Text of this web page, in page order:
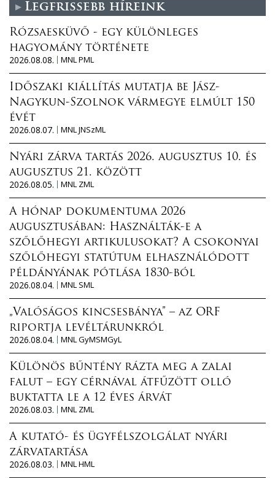
Legfrissebb híreink
Rózsaesküvő - egy különleges
hagyomány története
2026.08.08.
MNL PML
Időszaki kiállítás mutatja be Jász-
Nagykun-Szolnok vármegye elmúlt 150
évét
2026.08.07.
MNL JNSzML
Nyári zárva tartás 2026. augusztus 10. és
augusztus 21. között
2026.08.05.
MNL ZML
A hónap dokumentuma 2026
augusztusában: Használták-e a
szőlőhegyi artikulusokat? A csokonyai
szőlőhegyi statútum elhasználódott
példányának pótlása 1830-ból
2026.08.04.
MNL SML
„Valóságos kincsesbánya” – az ORF
riportja levéltárunkról
2026.08.04.
MNL GyMSMGyL
Különös bűntény rázta meg a zalai
falut – egy cérnával átfűzött olló
buktatta le a 12 éves árvát
2026.08.03.
MNL ZML
A kutató- és ügyfélszolgálat nyári
zárvatartása
2026.08.03.
MNL HML